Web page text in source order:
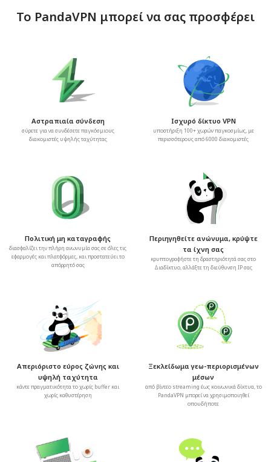
Το PandaVPN μπορεί να σας προσφέρει
Αστραπιαία σύνδεση
σύρετε για να συνδέσετε παγκόσμιους
διακομιστές υψηλής ταχύτητας
Ισχυρό δίκτυο VPN
υποστήριξη 100+ χωρών παγκοσμίως, με
περισσότερους από 6000 διακομιστές
Πολιτική μη καταγραφής
διασφαλίζει την πλήρη ανωνυμία σας σε όλες τις
εφαρμογές και πλατφόρμες, και προστατεύει το
απόρρητό σας
Περιηγηθείτε ανώνυμα, κρύψτε
τα ίχνη σας
κρυπτογραφήστε τη δραστηριότητά σας στο
Διαδίκτυο, αλλάξτε τη διεύθυνση IP σας
Απεριόριστο εύρος ζώνης και
υψηλή ταχύτητα
κάντε πραγματικότητα το χωρίς buffer και
χωρίς καθυστέρηση
Ξεκλείδωμα γεω-περιορισμένων
μέσων
από βίντεο streaming έως κοινωνικά δίκτυα, το
PandaVPN μπορεί να χρησιμοποιηθεί
οπουδήποτε